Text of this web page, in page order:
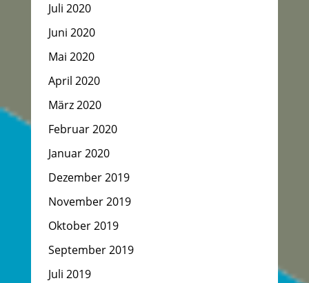
Juli 2020
Juni 2020
Mai 2020
April 2020
März 2020
Februar 2020
Januar 2020
Dezember 2019
November 2019
Oktober 2019
September 2019
Juli 2019